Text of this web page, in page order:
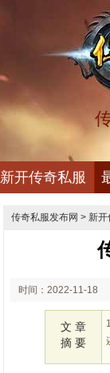
新开传奇私服
传奇私服发布网 > 新开
时间：2022-11-18
文 章
摘 要